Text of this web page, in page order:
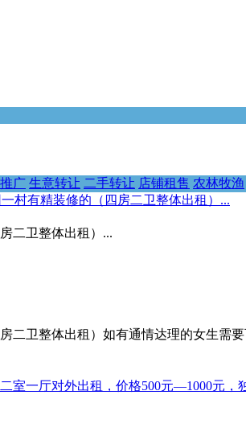
广 生意转让 二手转让 店铺租售 农林牧渔
村有精装修的（四房二卫整体出租）...
二卫整体出租）...
二卫整体出租）如有通情达理的女生需
室一厅对外出租，价格500元—1000元，